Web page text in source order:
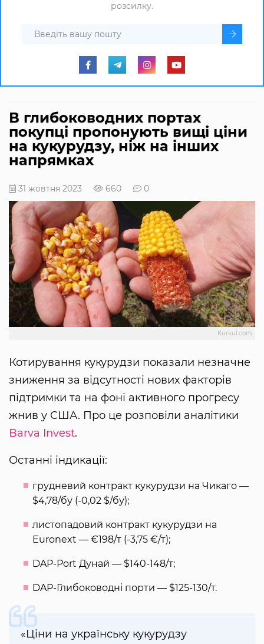
розсилку.
В глибоководних портах
покупці пропонують вищі ціни
на кукурудзу, ніж на інших
напрямках
31 жовтня 2023 660 0
Kurkul.com
Котирування кукурудзи показали незначне
зниження за відсутності нових факторів
підтримки та на фоні активного прогресу
жнив у США. Про це розповіли аналітики
Barva Invest.
Останні індикації:
грудневий контракт кукурудзи на Чикаго —
$4,78/бу (-0,02 $/бу);
листопадовий контракт кукурудзи на
Euronext — €198/т (-3,75 €/т);
DAP-Port Дунай — $140-148/т;
DAP-Глибоководні порти — $125-130/т.
«Ціни на українську кукурудзу